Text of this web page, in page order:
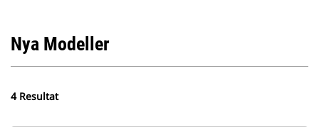
Nya Modeller
4 Resultat